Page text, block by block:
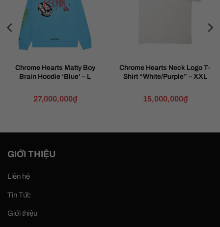
Chrome Hearts Matty Boy
Brain Hoodie ‘Blue’ – L
27,000,000₫
Chrome Hearts Neck Logo T-
Shirt “White/Purple” – XXL
15,000,000₫
GIỚI THIỆU
Liên hệ
Tin Tức
Giới thiệu